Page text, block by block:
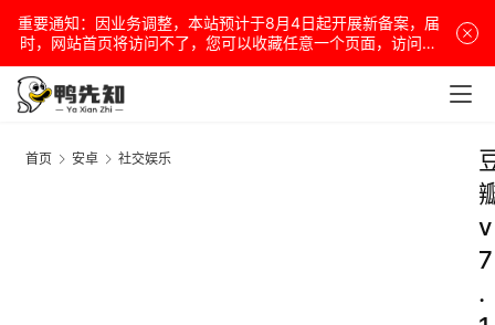
重要通知：因业务调整，本站预计于8月4日起开展新备案，届
时，网站首页将访问不了，您可以收藏任意一个页面，访问网
站！
首页 安卓 社交娱乐
v
7
.